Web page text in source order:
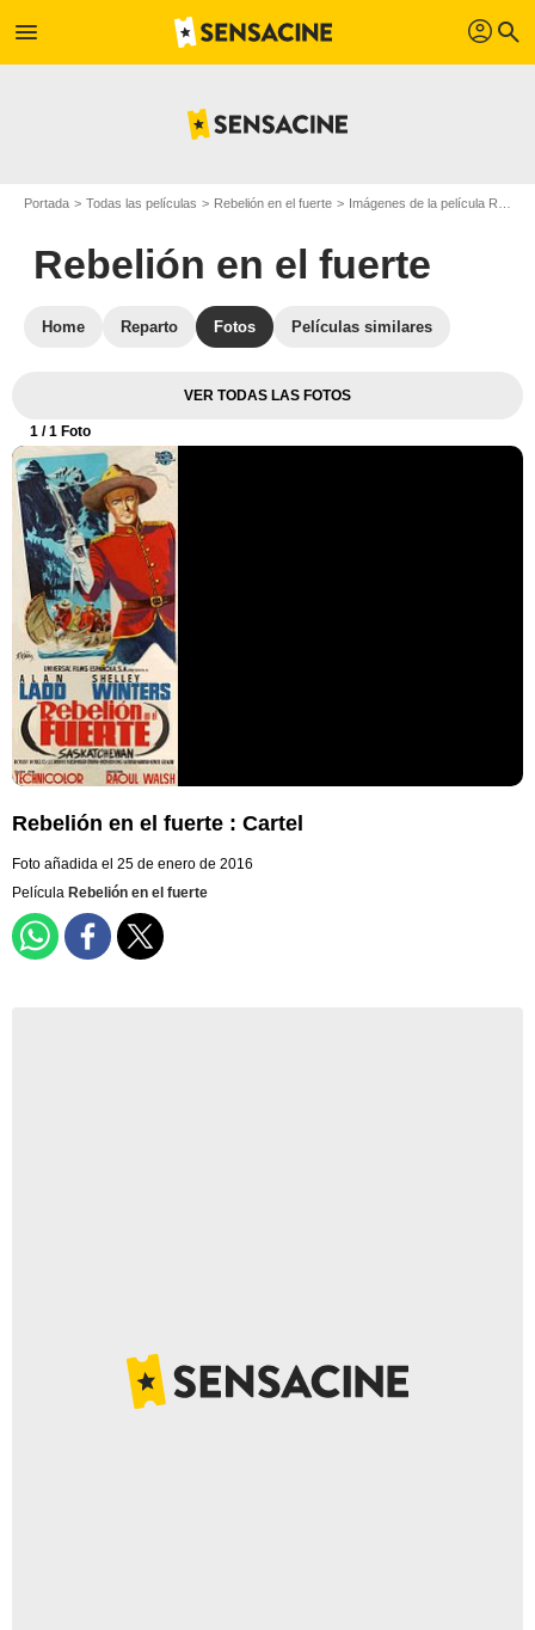
menu profil search
Portada Todas las películas Rebelión en el fuerte Imágenes de la película Rebelión en el fuerte
Rebelión en el fuerte
Home Reparto Fotos Películas similares
VER TODAS LAS FOTOS
1 / 1 Foto
Rebelión en el fuerte : Cartel
Foto añadida el 25 de enero de 2016
Película Rebelión en el fuerte